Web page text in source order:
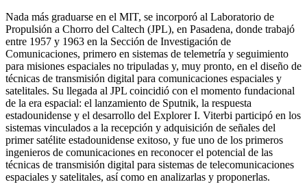
Nada más graduarse en el MIT, se incorporó al Laboratorio de
Propulsión a Chorro del Caltech (JPL), en Pasadena, donde trabajó
entre 1957 y 1963 en la Sección de Investigación de
Comunicaciones, primero en sistemas de telemetría y seguimiento
para misiones espaciales no tripuladas y, muy pronto, en el diseño de
técnicas de transmisión digital para comunicaciones espaciales y
satelitales. Su llegada al JPL coincidió con el momento fundacional
de la era espacial: el lanzamiento de Sputnik, la respuesta
estadounidense y el desarrollo del Explorer I. Viterbi participó en los
sistemas vinculados a la recepción y adquisición de señales del
primer satélite estadounidense exitoso, y fue uno de los primeros
ingenieros de comunicaciones en reconocer el potencial de las
técnicas de transmisión digital para sistemas de telecomunicaciones
espaciales y satelitales, así como en analizarlas y proponerlas.